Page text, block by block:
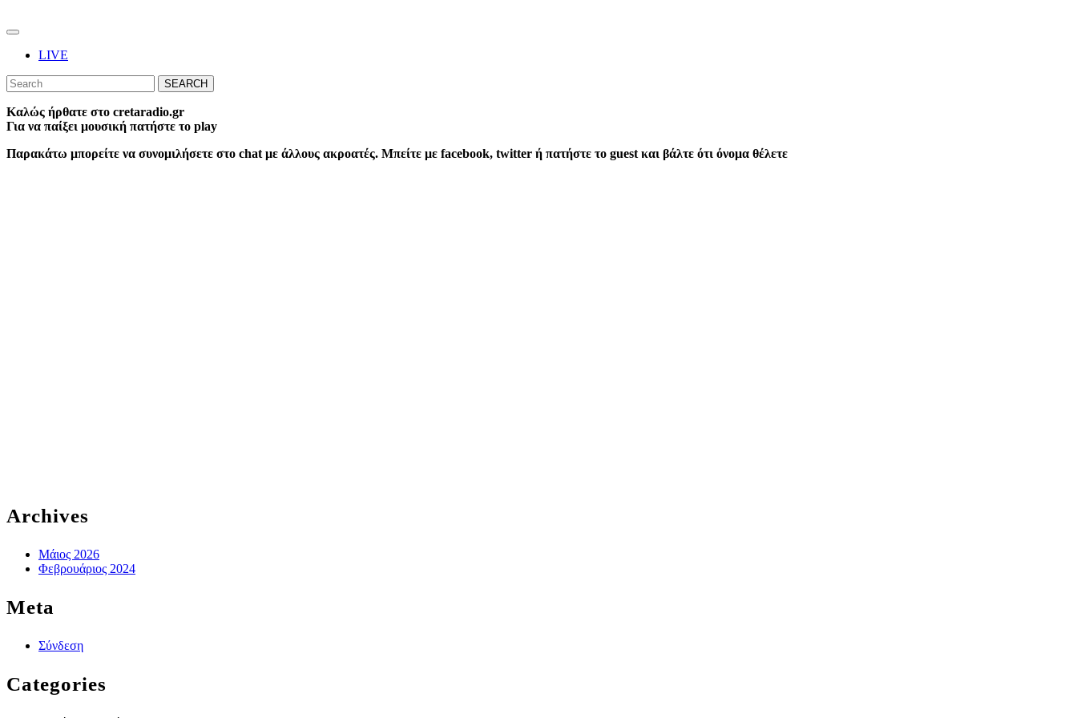
to
Skip
content
Open
ButtonLIVE
CLOSE
BUTTON
Search
for:
Καλώς ήρθατε στο cretaradio.gr
Για να παίξει μουσική πατήστε το play
Παρακάτω μπορείτε να συνομιλήσετε στο chat με άλλους ακροατές. Mπείτε με facebook, twitter ή πατήστε το guest και βάλτε ότι όνομα θέλετε
Archives
Μάιος 2026
Φεβρουάριος 2024
Meta
Σύνδεση
Categories